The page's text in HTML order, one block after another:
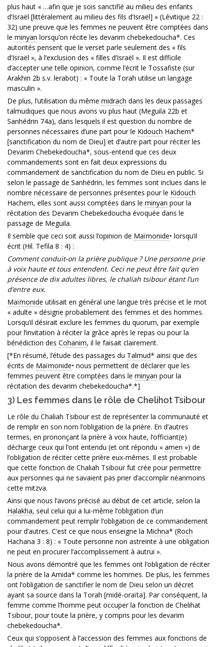
plus haut « …afin que je sois sanctifié au milieu des enfants
d’Israël [littéralement au milieu des fils d’Israël] » (Lévitique 22 :
32) une preuve que les femmes ne peuvent être comptées dans
le minyan lorsqu’on récite les devarim chebekedoucha*. Ces
autorités pensent que le verset parle seulement des « fils
d’Israël », à l’exclusion des « filles d’Israël ». Il est difficile
d’accepter une telle opinion, comme l’écrit le Tossafiste (sur
Arakhin 2b s.v. lerabot) : « Toute la Torah utilise un langage
masculin ».
De plus, l’utilisation du même midrach dans les deux passages
talmudiques que nous avons vu plus haut (Meguila 22b et
Sanhédrin 74a), dans lesquels il est question du nombre de
personnes nécessaires d’une part pour le Kidouch Hachem*
[sanctification du nom de Dieu] et d’autre part pour réciter les
Devarim Chebekedoucha*, sous-entend que ces deux
commandements sont en fait deux expressions du
commandement de sanctification du nom de Dieu en public. Si
selon le passage de Sanhédrin, les femmes sont inclues dans le
nombre nécessaire de personnes présentes pour le Kidouch
Hachem, elles sont aussi comptées dans le minyan pour la
récitation des Devarim Chebekedoucha évoquée dans le
passage de Meguila.
Il semble que ceci soit aussi l’opinion de Maïmonide• lorsqu’il
écrit (Hil. Tefila 8 : 4) :
Comment conduit-on la prière publique ? Une personne prie
à voix haute et tous entendent. Ceci ne peut être fait qu’en
présence de dix adultes libres, le chaliah tsibour étant l’un
d’entre eux.
Maïmonide utilisait en général une langue très précise et le mot
« adulte » désigne probablement des femmes et des hommes.
Lorsqu’il désirait exclure les femmes du quorum, par exemple
pour l’invitation à réciter la grâce après le repas ou pour la
bénédiction des Cohanim, il le faisait clairement.
[*En résumé, l’étude des passages du Talmud* ainsi que des
écrits de Maïmonide• nous permettent de déclarer que les
femmes peuvent être comptées dans le minyan pour la
récitation des devarim chebekedoucha*.*]
3) Les femmes dans le rôle de Chelihot Tsibour
Le rôle du Chaliah Tsibour est de représenter la communauté et
de remplir en son nom l’obligation de la prière. En d’autres
termes, en prononçant la prière à voix haute, l’officiant(e)
décharge ceux qui l’ont entendu (et ont répondu « amen ») de
l’obligation de réciter cette prière eux-mêmes. Il est probable
que cette fonction de Chaliah Tsibour fut crée pour permettre
aux personnes qui ne savaient pas prier d’accomplir néanmoins
cette mitzva.
Ainsi que nous l’avons précisé au début de cet article, selon la
Halakha, seul celui qui a lui-même l’obligation d’un
commandement peut remplir l’obligation de ce commandement
pour d’autres. C’est ce que nous enseigne la Michna* (Roch
Hachana 3 : 8) : « Toute personne non astreinte à une obligation
ne peut en procurer l’accomplissement à autrui ».
Nous avons démontré que les femmes ont l’obligation de réciter
la prière de la Amida* comme les hommes. De plus, les femmes
ont l’obligation de sanctifier le nom de Dieu selon un décret
ayant sa source dans la Torah [midé-oraïta]. Par conséquent, la
femme comme l’homme peut occuper la fonction de Chelihat
Tsibour, pour toute la prière, y compris pour les devarim
chebekedoucha*.
Ceux qui s’opposent à l’accession des femmes aux fonctions de